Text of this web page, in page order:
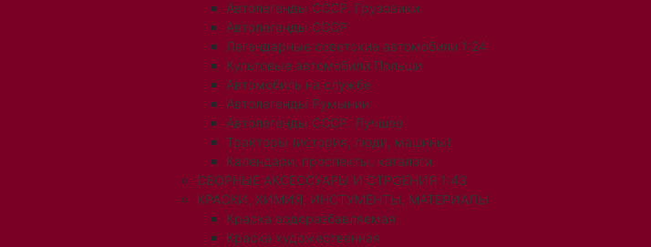
Автолегенды СССР. Грузовики
Автолегенды СССР
Легендарные советские автомобили 1:24
Культовые автомобили Польши
Автомобиль на службе
Автолегенды Румынии
Автолегенды СССР. Лучшее
Тракторы (история, люди, машины)
Календари, проспекты, каталоги
СБОРНЫЕ АКСЕССУАРЫ И СТРОЕНИЯ 1:43
КРАСКИ, ХИМИЯ, ИНСТУМЕНТЫ, МАТЕРИАЛЫ
Краска водоразбавляемая
Краска художественная